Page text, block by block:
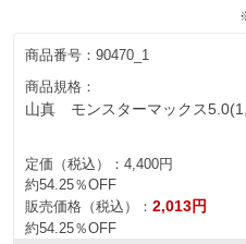
商品番号： 90470_1
商品規格：
山真 モンスターマックス
定価（税込）： 4,400円
約54.25％OFF
販売価格（税込）： 2,013円
約54.25％OFF